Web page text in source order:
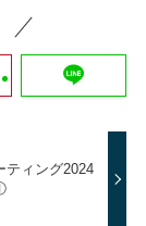
ティング2024